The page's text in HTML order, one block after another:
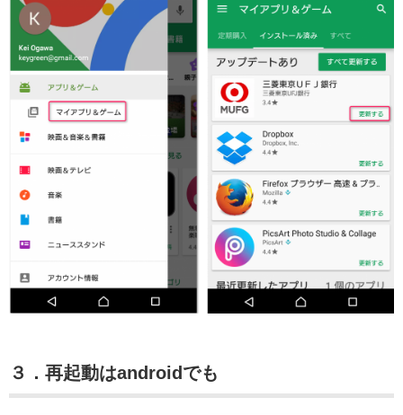
３．再起動はandroidでも